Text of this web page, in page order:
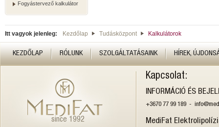
Fogyástervező kalkulátor
Itt vagyok jelenleg: Kezdőlap Tudásközpont Kalkulátorok
KEZDŐLAP RÓLUNK SZOLGÁLTATÁSAINK HÍREK,
since 1992
Kapcsolat:
INFORMÁCIÓ ÉS
+3670 77 99 189 -
MediFat